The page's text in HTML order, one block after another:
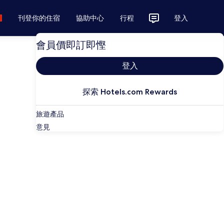
刊登你的住宿 協助中心 行程 登入
會員價即訂即慳
登入
探索 Hotels.com Rewards
旅遊產品
意見